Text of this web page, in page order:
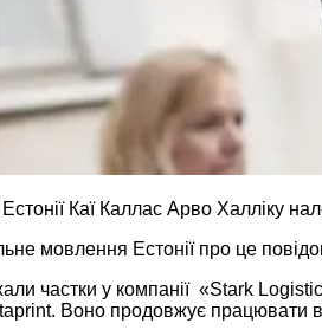
Естонії Каї Каллас Арво Халліку
мовлення Естонії про це
частки у компанії «Stark
Воно продовжує працювати